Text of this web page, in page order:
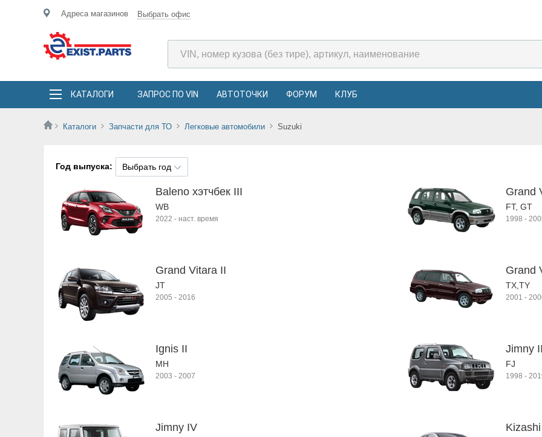
Адреса магазинов Выбрать офис
КАТАЛОГИ ЗАПРОС ПО VIN АВТОТОЧКИ ФОРУМ КЛУБ
Каталоги Запчасти для ТО Легковые автомобили Suzuki
Год выпуска: Выбрать год
Baleno хэтчбек III
WB
2022 - наст. время
Grand
FT, GT
1998 -
Grand Vitara II
JT
2005 - 2016
Grand
TX,TY
2001 -
Ignis II
MH
2003 - 2007
Jimny
FJ
1998 -
Jimny IV Kizashi